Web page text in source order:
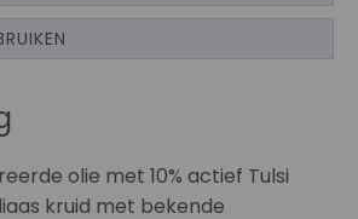
olie met 10% actief Tulsi
kruid met bekende